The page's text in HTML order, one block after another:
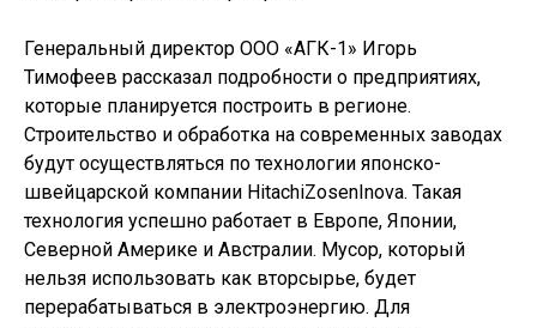
Генеральный директор ООО «АГК-1» Игорь
Тимофеев рассказал подробности о предприятиях,
которые планируется построить в регионе.
Строительство и обработка на современных заводах
будут осуществляться по технологии японско-
швейцарской компании HitachiZosenInova. Такая
технология успешно работает в Европе, Японии,
Северной Америке и Австралии. Мусор, который
нельзя использовать как вторсырье, будет
перерабатываться в электроэнергию. Для